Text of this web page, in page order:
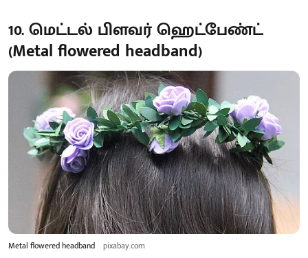
10. மெட்டல் பிளவர் ஹெட்பேண்ட்
(Metal flowered headband)
Metal flowered headband pixabay.com